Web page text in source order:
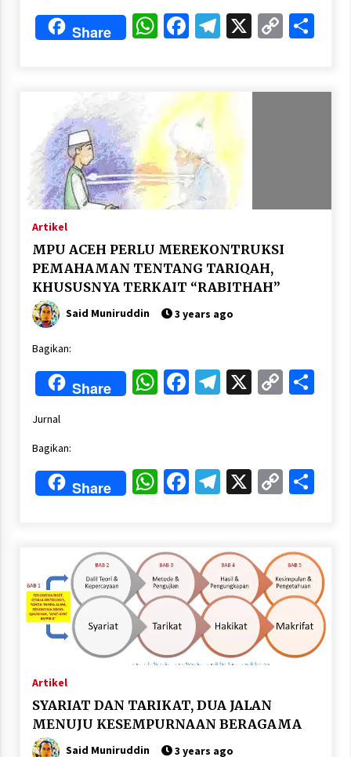
Share WhatsApp
Facebook
Telegram
X Copy
Artikel
MPU ACEH PERLU MEREKONTRUKSI
PEMAHAMAN TENTANG TARIQAH,
KHUSUSNYA TERKAIT “RABITHAH”
Said Muniruddin 3 years ago
Bagikan:
Share WhatsApp
Facebook
Telegram
X Copy
Jurnal
Bagikan:
Share WhatsApp
Facebook
Telegram
X Copy
Artikel
SYARIAT DAN TARIKAT, DUA JALAN
MENUJU KESEMPURNAAN BERAGAMA
Said Muniruddin 3 years ago